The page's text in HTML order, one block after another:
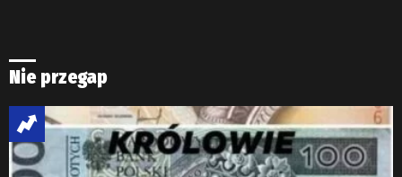
Nie przegap